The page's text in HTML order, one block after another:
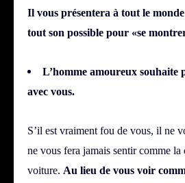
Il vous présentera à tout le
tout son possible pour «se
L’homme amoureux souhaite
avec vous.
S’il est vraiment fou de vous, il ne
ne vous fera jamais sentir comme la
voiture. Au lieu de vous voir